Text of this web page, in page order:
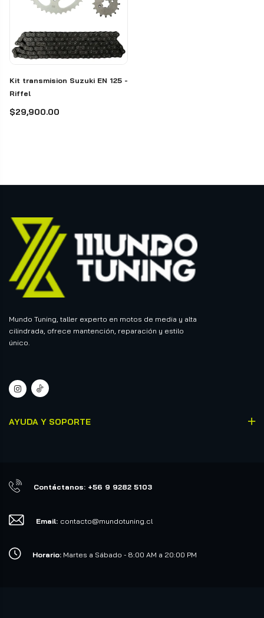
Kit transmision Suzuki EN 125 -
Riffel
$29,900.00
Mundo Tuning, taller experto en motos de media y alta
cilindrada, ofrece mantención, reparación y estilo
único.
AYUDA Y SOPORTE
Contáctanos: +56 9 9282 5103
Email: contacto@mundotuning.cl
Horario: Martes a Sábado - 8:00 AM a 20:00 PM